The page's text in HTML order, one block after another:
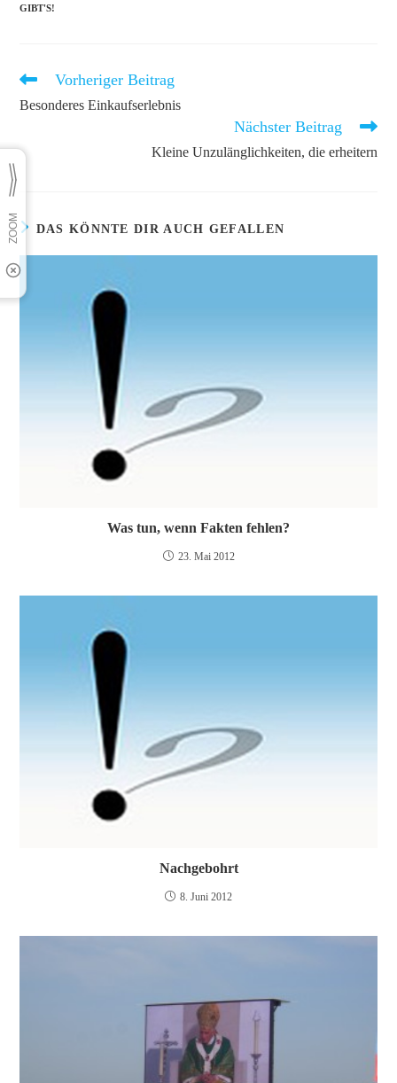
GIBT'S!
Weitere
ansehen
Vorheriger Beitrag
Besonderes Einkaufserlebnis
Nächster Beitrag
Kleine Unzulänglichkeiten, die erheitern
DAS KÖNNTE DIR AUCH GEFALLEN
Was tun, wenn Fakten fehlen?
23. Mai 2012
Nachgebohrt
8. Juni 2012